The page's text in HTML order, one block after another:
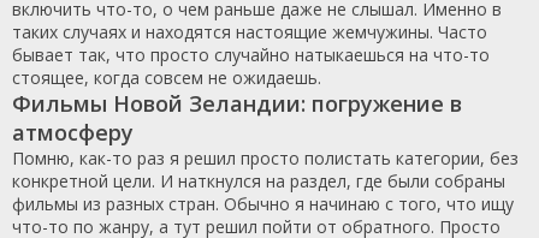
включить что-то, о чем раньше даже не слышал. Именно в
таких случаях и находятся настоящие жемчужины. Часто
бывает так, что просто случайно натыкаешься на что-то
стоящее, когда совсем не ожидаешь.
Фильмы Новой Зеландии: погружение в
атмосферу
Помню, как-то раз я решил просто полистать категории, без
конкретной цели. И наткнулся на раздел, где были собраны
фильмы из разных стран. Обычно я начинаю с того, что ищу
что-то по жанру, а тут решил пойти от обратного. Просто